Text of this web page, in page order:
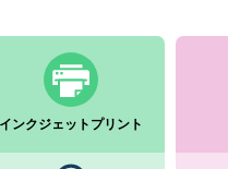
インクジェットプリント